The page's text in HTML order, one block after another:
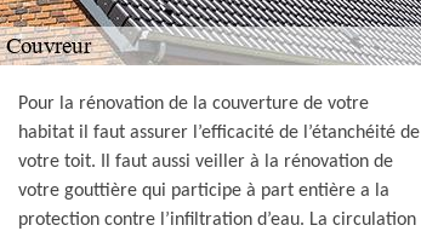
Pour la rénovation de la couverture de votre
habitat il faut assurer l’efficacité de l’étanchéité de
votre toit. Il faut aussi veiller à la rénovation de
votre gouttière qui participe à part entière a la
protection contre l’infiltration d’eau. La circulation